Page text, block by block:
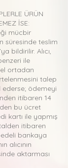
ÜRÜN
İSE:
mücbir
süresinde teslim
bildirilir. Alıcı,
ile
ortadan
talep
ederse; ödemeyi
itibaren 14
bu ücret
kartı ile yapmış
itibaren
bankaya
alıcının
aktarması